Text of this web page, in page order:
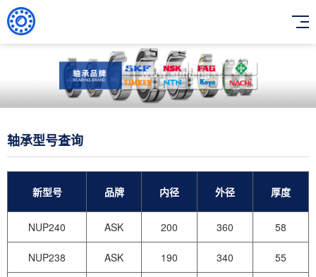
轴承型号查询
新型号 品牌 内径 外径 厚度
NUP240 ASK 200 360 58
NUP238 ASK 190 340 55